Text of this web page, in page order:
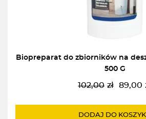
Biopreparat do zbiorników na
500 G
102,00 zł
wynosiła:
89,00
Aktualna
wynosi:
DODAJ DO